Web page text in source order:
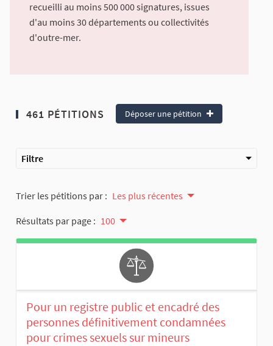
recueilli au moins 500 000 signatures, issues
d'au moins 30 départements ou collectivités
d'outre-mer.
461 PÉTITIONS Déposer une pétition
Filtre
Trier les pétitions par : Les plus récentes
Résultats par page : 100
Pour un registre public et encadré des
personnes définitivement condamnées
pour crimes sexuels sur mineurs